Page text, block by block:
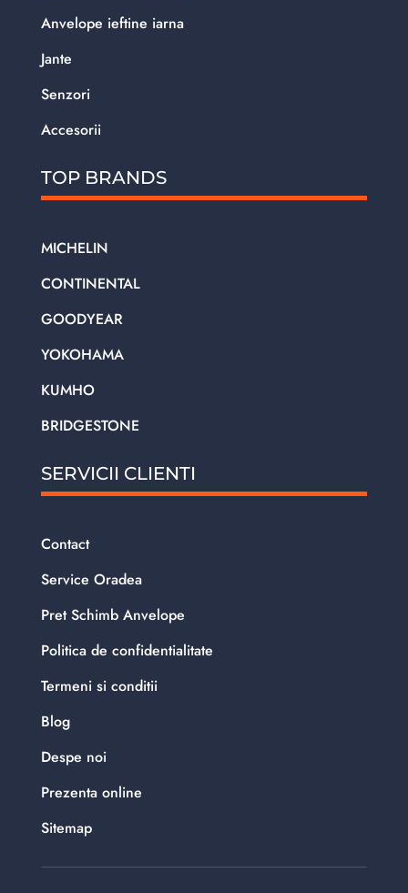
Anvelope ieftine iarna
Jante
Senzori
Accesorii
TOP BRANDS
MICHELIN
CONTINENTAL
GOODYEAR
YOKOHAMA
KUMHO
BRIDGESTONE
SERVICII CLIENTI
Contact
Service Oradea
Pret Schimb Anvelope
Politica de confidentialitate
Termeni si conditii
Blog
Despe noi
Prezenta online
Sitemap